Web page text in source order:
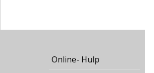
Online- Hulp